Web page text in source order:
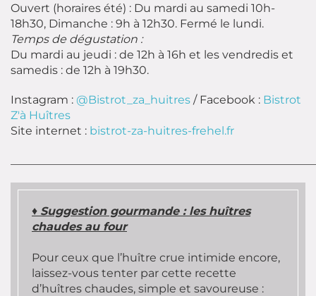
Ouvert (horaires été) : Du mardi au samedi 10h-
18h30, Dimanche : 9h à 12h30. Fermé le lundi.
Temps de dégustation :
Du mardi au jeudi : de 12h à 16h et les vendredis et
samedis : de 12h à 19h30.
Instagram : @Bistrot_za_huitres / Facebook : Bistrot
Z'à Huîtres
Site internet : bistrot-za-huitres-frehel.fr
♦ Suggestion gourmande : les huîtres
chaudes au four
Pour ceux que l’huître crue intimide encore,
laissez-vous tenter par cette recette
d’huîtres chaudes, simple et savoureuse :